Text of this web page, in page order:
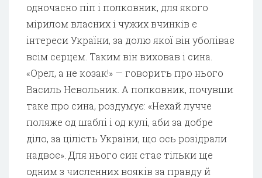
одночасно піп і полковник, для якого
мірилом власних і чужих вчинків є
інтереси України, за долю якої він уболіває
всім серцем. Таким він виховав і сина.
«Орел, а не козак!» — говорить про нього
Василь Невольник. А полковник, почувши
таке про сина, роздумує: «Нехай лучче
поляже од шаблі і од кулі, аби за добре
діло, за цілість України, що ось розідрали
надвоє». Для нього син стає тільки ще
одним з численних вояків за правду й